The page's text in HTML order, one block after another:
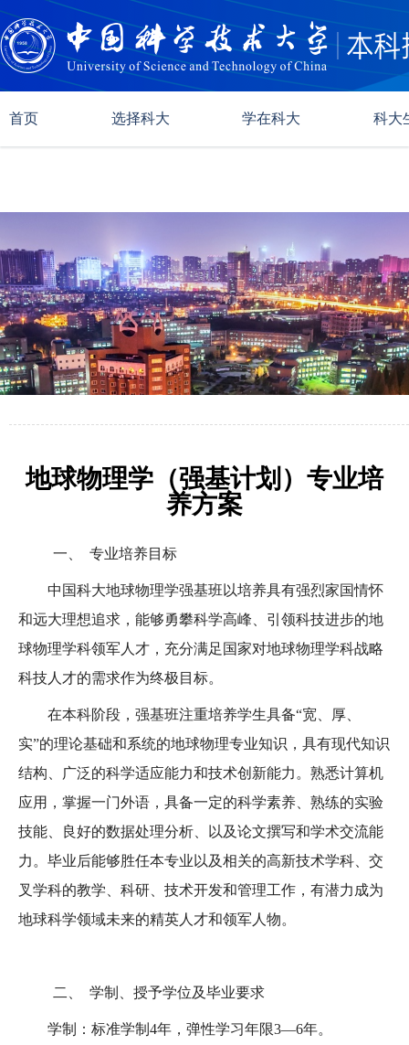
首页 选择科大 学在科大 科大
地球物理学（强基计划）专业培
养方案
一、 专业培养目标
中国科大地球物理学强基班以培养具有强烈家国情怀
和远大理想追求，能够勇攀科学高峰、引领科技进步的地
球物理学科领军人才，充分满足国家对地球物理学科战略
科技人才的需求作为终极目标。
在本科阶段，强基班注重培养学生具备“宽、厚、
实”的理论基础和系统的地球物理专业知识，具有现代知识
结构、广泛的科学适应能力和技术创新能力。熟悉计算机
应用，掌握一门外语，具备一定的科学素养、熟练的实验
技能、良好的数据处理分析、以及论文撰写和学术交流能
力。毕业后能够胜任本专业以及相关的高新技术学科、交
叉学科的教学、科研、技术开发和管理工作，有潜力成为
地球科学领域未来的精英人才和领军人物。
二、 学制、授予学位及毕业要求
学制：标准学制 4年，弹性学习年限3—6年。